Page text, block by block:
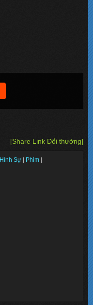
[Share Link Đổi thưởng]
Hình Sự Phim